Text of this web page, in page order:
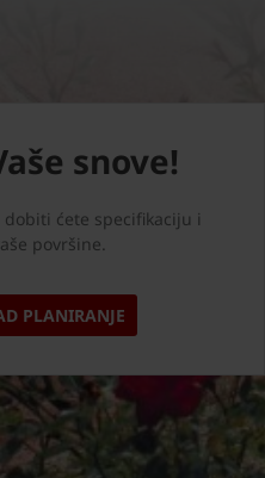
snove!
ćete specifikaciju i
površine.
PLANIRANJE